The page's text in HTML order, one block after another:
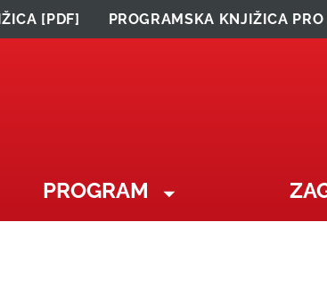
[PDF] PROGRAMSKA KNJIŽICA PRO
PROGRAM